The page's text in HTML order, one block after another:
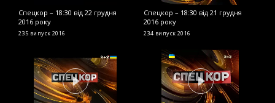
Спецкор – 18:30 від 22 грудня
2016 року
235 випуск 2016
Спецкор – 18:30 від 21 грудня
2016 року
234 випуск 2016